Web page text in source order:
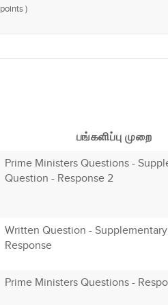
points )
பங்களிப்பு முறை
Prime Ministers Questions -
Question - Response 2
Written Question -
Response
Prime Ministers Questions -